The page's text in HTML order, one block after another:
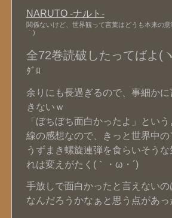
NARUTO -ナルト-
関係ないけど、世界観って言葉はどうも本来の
｀)
全72巻読破したってばよ(
ﾀﾞﾛ
余りにも長過ぎるので、事細か
きないｗ
「ぼちぼち面白かったよ」とい
線の感想なので、きっと世界中の
うずまき螺旋連弾を食らいそうな
れは変えがたく(｀・ω・´)
手放しで面白かったと言えないの
なんだろうかなぁと思う点があっ